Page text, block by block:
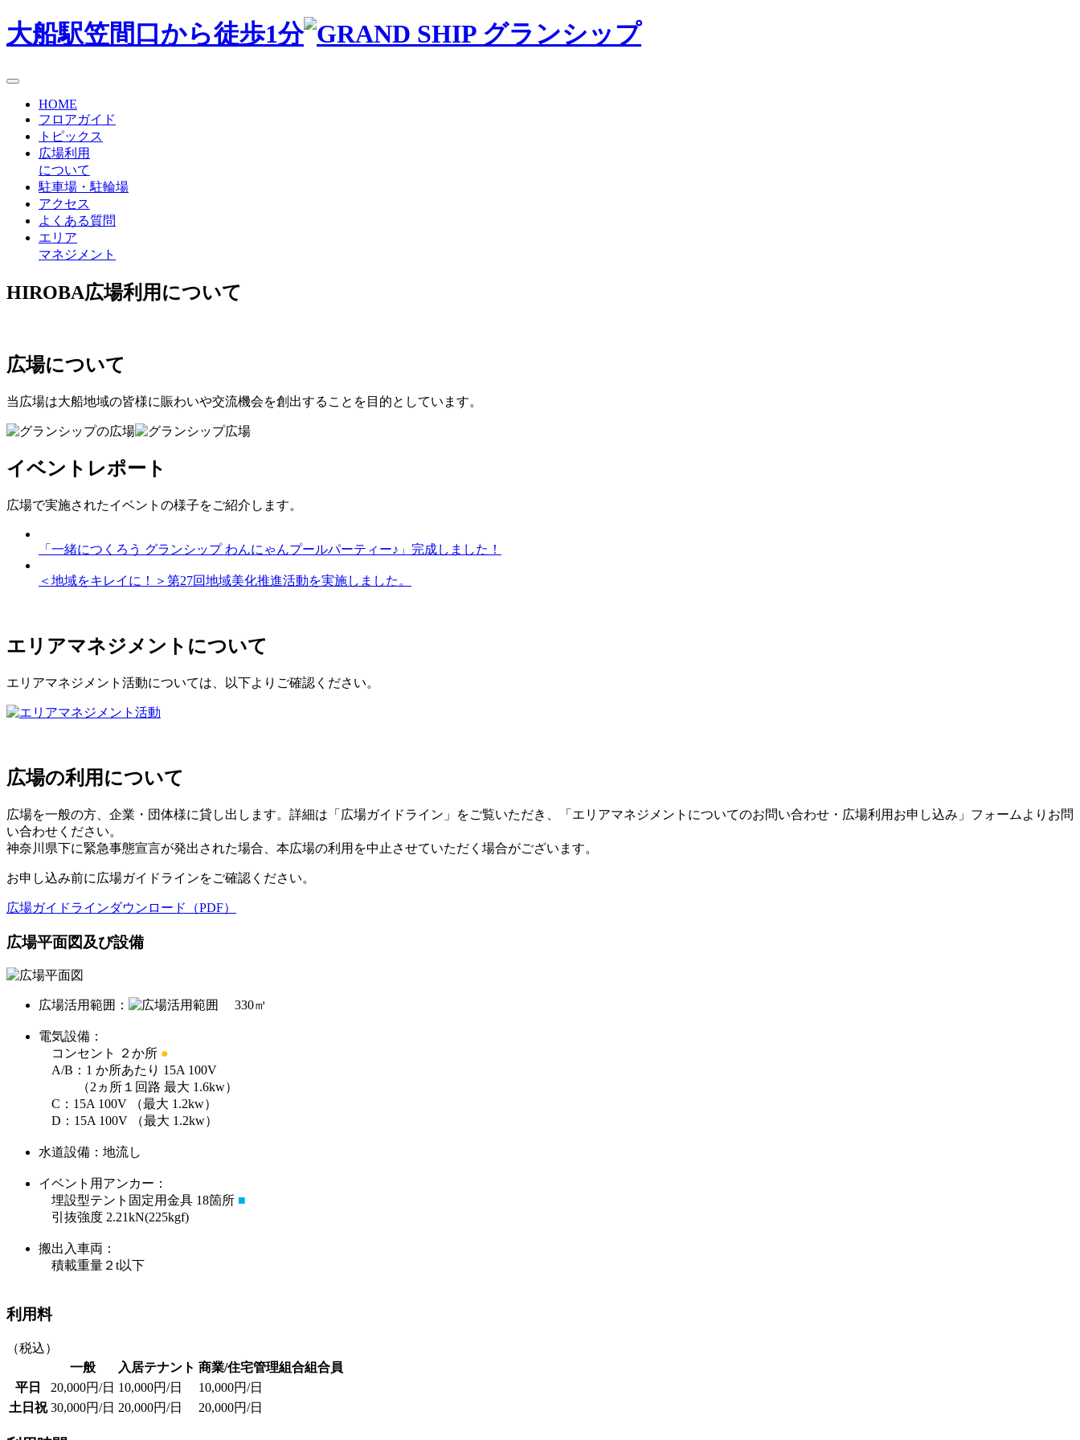
大船駅笠間口から徒歩1分
HOME
フロアガイド
トピックス
広場利用
について
駐車場・駐輪場
アクセス
よくある質問
エリア
マネジメント
HIROBA広場利用について
広場について
当広場は大船地域の皆様に賑わいや交流機会を創出することを目的としています。
イベントレポート
広場で実施されたイベントの様子をご紹介します。
「一緒につくろう グランシップ わんにゃんプールパーティー♪」完成しました！
＜地域をキレイに！＞第27回地域美化推進活動を実施しました。
エリアマネジメントについて
エリアマネジメント活動については、以下よりご確認ください。
広場の利用について
広場を一般の方、企業・団体様に貸し出します。詳細は「広場ガイドライン」をご覧いただき、「エリアマネジメントについてのお問い合わせ・広場利用お申し込み」フォームよりお問
い合わせください。
神奈川県下に緊急事態宣⾔が発出された場合、本広場の利⽤を中⽌させていただく場合がございます。
お申し込み前に広場ガイドラインをご確認ください。
広場ガイドラインダウンロード（PDF）
広場平面図及び設備
広場活用範囲： 330㎡
電気設備：
コンセント ２か所 ●
A/B：1 か所あたり 15A 100V
（2ヵ所１回路 最大 1.6kw）
C：15A 100V （最大 1.2kw）
D：15A 100V （最大 1.2kw）
水道設備：地流し
イベント用アンカー：
埋設型テント固定用金具 18箇所 ■
引抜強度 2.21kN(225kgf)
搬出入車両：
積載重量２t以下
利用料
（税込）
一般
入居テナント 商業/住宅管理組合組合員
平日
20,000円/日 10,000円/日
10,000円/日
土日祝 30,000円/日 20,000円/日 20,000円/日